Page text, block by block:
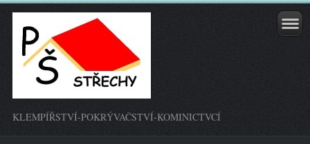
KLEMPÍŘSTVÍ-POKRÝVAČSTVÍ-KOMINICTVCÍ